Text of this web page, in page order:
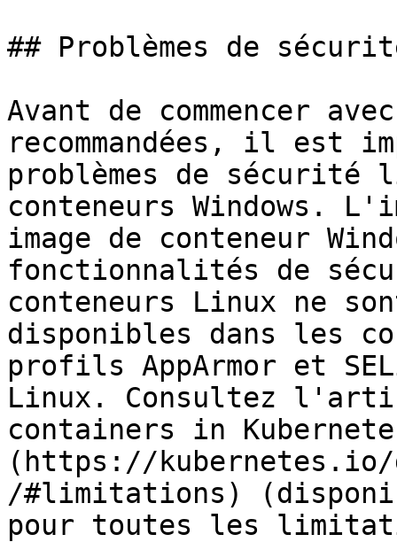
## Problèmes de
Avant de commencer
recommandées, il est
problèmes de
conteneurs Windows.
image de conteneur
fonctionnalités de
conteneurs Linux ne
disponibles dans les
profils AppArmor et
Linux. Consultez
containers in
(https://kubernetes.io/
/#limitations)
pour toutes les